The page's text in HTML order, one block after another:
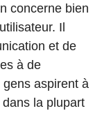
concerne bien
Il
et de
à de
aspirent à
la plupart